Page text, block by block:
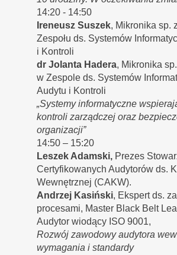
14:20 - 14:50
Ireneusz Suszek, Mikronika sp.
Zespołu ds. Systemów
i Kontroli
dr Jolanta Hadera, Mikronika
w Zespole ds. Systemów
Audytu i Kontroli
„Systemy informatyczne
kontroli zarządczej oraz
organizacji”
14:50 – 15:20
Leszek Adamski, Prezes
Certyfikowanych Audytorów ds.
Wewnętrznej (CAKW).
Andrzej Kasiński, Ekspert ds.
procesami, Master Black Belt
Audytor wiodący ISO 9001,
Rozwój zawodowy audytora
wymagania i standardy